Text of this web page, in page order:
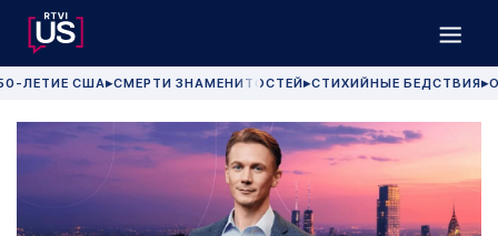
ЛЕТИЕ США▶СМЕРТИ ЗНАМЕНИТОСТЕЙ▶СТИХИЙНЫЕ БЕДСТВИЯ▶